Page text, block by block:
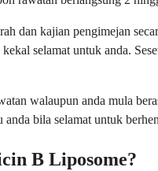
dan kajian pengimejan
selamat untuk anda.
walaupun anda mula
bila selamat untuk
B Liposome?